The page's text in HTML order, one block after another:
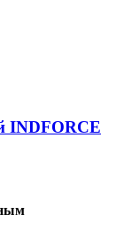
INDFORCE